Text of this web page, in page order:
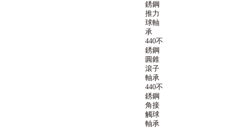
銹鋼
推力
球軸
承
440不
銹鋼
圓錐
滾子
軸承
440不
銹鋼
角接
觸球
軸承